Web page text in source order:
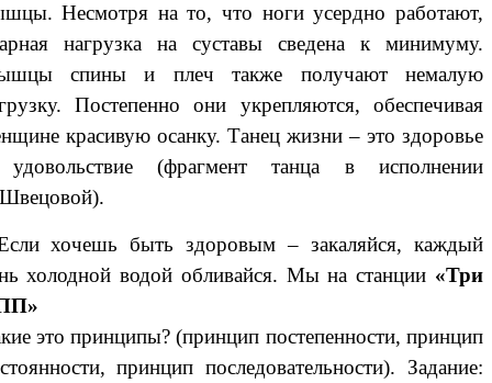
Несмотря на то, что ноги усердно работают,
нагрузка на суставы сведена к минимуму.
спины и плеч также получают немалую
Постепенно они укрепляются, обеспечивая
красивую осанку. Танец жизни – это здоровье
(фрагмент танца в исполнении
хочешь быть здоровым – закаляйся, каждый
холодной водой обливайся. Мы на станции «Три
это принципы? (принцип постепенности, принцип
принцип последовательности). Задание: